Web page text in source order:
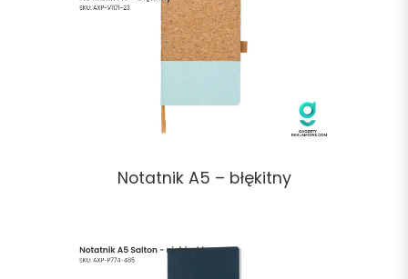
Notatnik A5 – błękitny